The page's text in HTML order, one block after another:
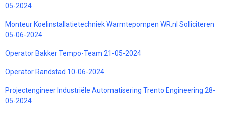
05-2024
Monteur Koelinstallatietechniek Warmtepompen WR.nl Solliciteren
05-06-2024
Operator Bakker Tempo-Team 21-05-2024
Operator Randstad 10-06-2024
Projectengineer Industriële Automatisering Trento Engineering 28-
05-2024